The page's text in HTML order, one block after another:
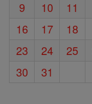
9
10 11
16
17 18
23
24 25
30
31